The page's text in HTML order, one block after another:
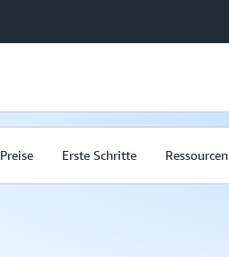
Preise Erste Schritte Ressourcen